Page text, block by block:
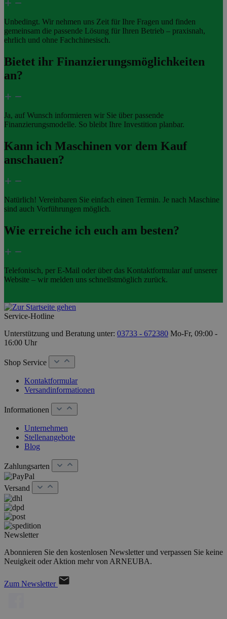
Unbedingt. Wir nehmen uns Zeit für Ihre Fragen und finden
gemeinsam die passende Lösung für Ihren Betrieb – praxisnah,
ehrlich und ohne Fachchinesisch.
Bietet ihr Finanzierungsmöglichkeiten
an?
Ja, auf Wunsch informieren wir Sie über passende
Finanzierungsmodelle. So bleibt Ihre Investition planbar.
Kann ich Maschinen vor dem Kauf
anschauen?
Natürlich! Vereinbaren Sie einfach einen Termin. Je nach Maschine
sind auch Vorführungen möglich.
Wie erreiche ich euch am besten?
Telefonisch, per E-Mail oder über das Kontaktformular auf unserer
Website – wir melden uns schnellstmöglich zurück.
Service-Hotline
Unterstützung und Beratung unter: 03733 - 672380 Mo-Fr, 09:00 -
16:00 Uhr
Shop Service
Kontaktformular
Versandinformationen
Informationen
Unternehmen
Stellenangebote
Blog
Zahlungsarten
Versand
Newsletter
Abonnieren Sie den kostenlosen Newsletter und verpassen Sie keine
Neuigkeit oder Aktion mehr von ARNEUBA.
Zum Newsletter